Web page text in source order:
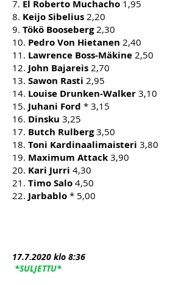
7. El Roberto Muchacho 1,95
8. Keijo Sibelius 2,20
9. Tökö Booseberg2,30
10. Pedro Von Hietanen 2,40
11. Lawrence Boss-Mäkine 2,50
12. John Bajareis 2,70
13. Sawon Rasti 2,95
14. Louise Drunken-Walker 3,10
15. Juhani Ford * 3,15
16. Dinsku 3,25
17. Butch Rulberg3,50
18. Toni Kardinaalimaisteri 3,80
19. Maximum Attack 3,90
20. Kari Jurri 4,30
21. Timo Salo 4,50
22. Jarbablo * 5,00
17.7.2020 klo 8:36
*SULJETTU*